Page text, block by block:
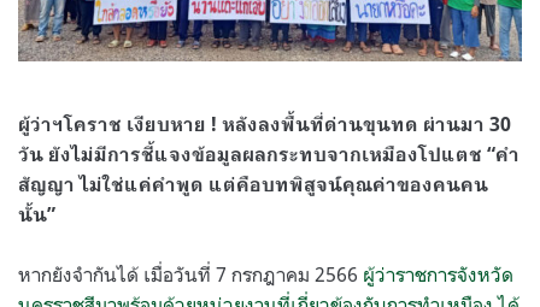
ผู้ว่าฯโคราช เงียบหาย ! หลังลงพื้นที่ด่านขุนทด ผ่านมา 30
วัน ยังไม่มีการชี้แจงข้อมูลผลกระทบจากเหมืองโปแตช “คำ
สัญญา ไม่ใช่แค่คำพูด แต่คือบทพิสูจน์คุณค่าของคนคน
นั้น”
หากยังจำกันได้ เมื่อวันที่ 7 กรกฎาคม 2566 ผู้ว่าราชการจังหวัด